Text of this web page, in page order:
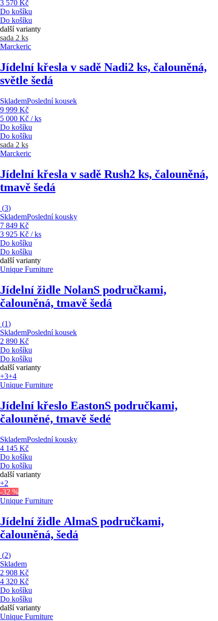
3 570 Kč
Do košíku
Do košíku
další varianty
sada 2 ks
Marckeric
Jídelní křesla v sadě Nadi2 ks, čalouněná,
světle šedá
SklademPoslední kousek
9 999 Kč
5 000 Kč / ks
Do košíku
Do košíku
sada 2 ks
Marckeric
Jídelní křesla v sadě Rush2 ks, čalouněná,
tmavě šedá
(3)
SklademPoslední kousky
7 849 Kč
3 925 Kč / ks
Do košíku
Do košíku
další varianty
Unique Furniture
Jídelní židle NolanS područkami,
čalouněná, tmavě šedá
(1)
SklademPoslední kousek
2 890 Kč
Do košíku
Do košíku
další varianty
+3+4
Unique Furniture
Jídelní křeslo EastonS područkami,
čalouněné, tmavě šedé
SklademPoslední kousky
4 145 Kč
Do košíku
Do košíku
další varianty
+2
-32 %
Unique Furniture
Jídelní židle AlmaS područkami,
čalouněná, šedá
(2)
Skladem
2 908 Kč
4 320 Kč
Do košíku
Do košíku
další varianty
Unique Furniture